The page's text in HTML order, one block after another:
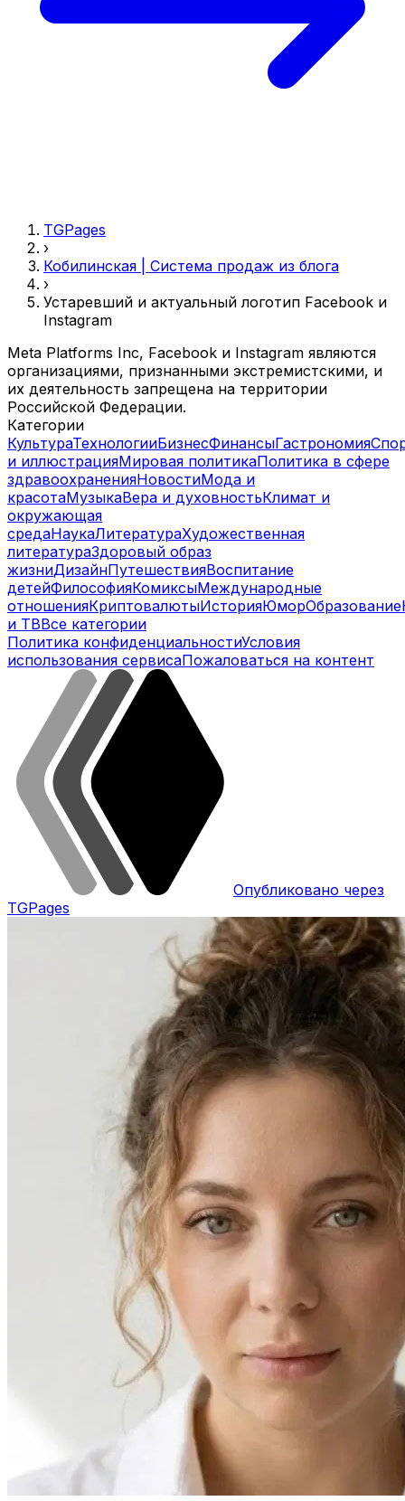
TGPages
›
Кобилинская | Система продаж из блога
›
Устаревший и актуальный логотип Facebook и
Instagram
Meta Platforms Inc, Facebook и Instagram являются
организациями, признанными экстремистскими, и
их деятельность запрещена на территории
Российской Федерации.
Категории
КультураТехнологииБизнесФинансыГастрономия
и иллюстрацияМировая политикаПолитика в сфере
здравоохраненияНовостиМода и
красотаМузыкаВера и духовностьКлимат и
окружающая
средаНаукаЛитератураХудожественная
литератураЗдоровый образ
жизниДизайнПутешествияВоспитание
детейФилософияКомиксыМеждународные
отношенияКриптовалютыИсторияЮморОбразование
и ТВВсе категории
Политика конфиденциальностиУсловия
использования сервисаПожаловаться на контент
Опубликовано через
TGPages